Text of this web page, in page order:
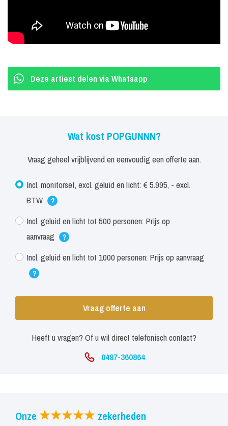
Boekingen POPGUNNN
Wat een DJ doet, doet Popgunnn live maar dan harder, strakker en
groot feest zijn gegarandeerd! Boek nu POPGUNNN voor jouw
festival, bedrijfsevenement, poppodium, club, personeelsfeest,
Deze artiest delen via Whatsapp
Wat kost POPGUNNN?
Vraag geheel vrijblijvend en eenvoudig een offerte aan.
Incl. monitorset, excl. geluid en licht: € 5.995, - excl.
BTW
?
Incl. geluid en licht tot 500 personen: Prijs op
aanvraag
?
Incl. geluid en licht tot 1000 personen: Prijs op aanvraag
?
Vraag offerte aan
Heeft u vragen? Of u wil direct telefonisch contact?
0497-360864
Onze zekerheden